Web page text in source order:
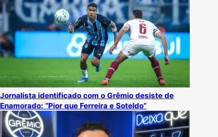
Jornalista identificado com o Grêmio desiste de
Enamorado: “Pior que Ferreira e Soteldo”